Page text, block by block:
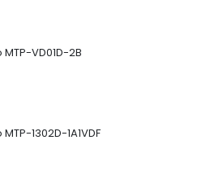
VD01D-2B
1302D-1A1VDF